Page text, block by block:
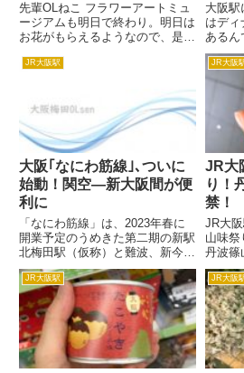
先輩OLねこ フラワーアートミュ
ージアムも明日で終わり。明日は
お花がもらえるようなので、是非
大阪駅
はディ
あるん
ルとお
っと
ち時間
おつ
ので
JR大阪駅
大阪｢なにわ筋線｣､ついに
始動！関空―新大阪間が便
利に
「なにわ筋線」は、2023年春に
開業予定のうめきた第二期の新駅
北梅田駅（仮称）と難波、新今宮
駅を結ぶ鉄道です。 新今宮を繋
ぐことで、南海や関空、京阪神線
まで広くアクセスが便利になるん
ですよ。 関西国際空港から大阪
経由で新大阪で行けるようにな...
JR大阪
JR大
り！
禁！
JR大
山味祭
丹波篠
黒豆枝
ました
ってホ
の。是
西日本
JR大阪駅 JR大阪